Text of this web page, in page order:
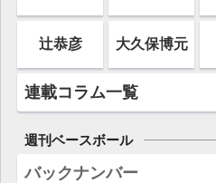
辻恭彦 大久保博元
連載コラム一覧
週刊ベースボール
バックナンバー